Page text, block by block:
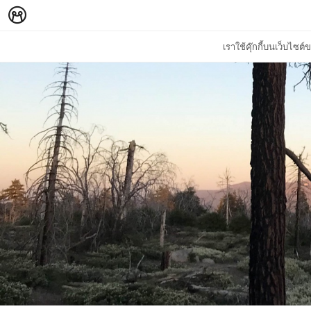
เราใช้คุ๊กกี้บนเว็บไซต์